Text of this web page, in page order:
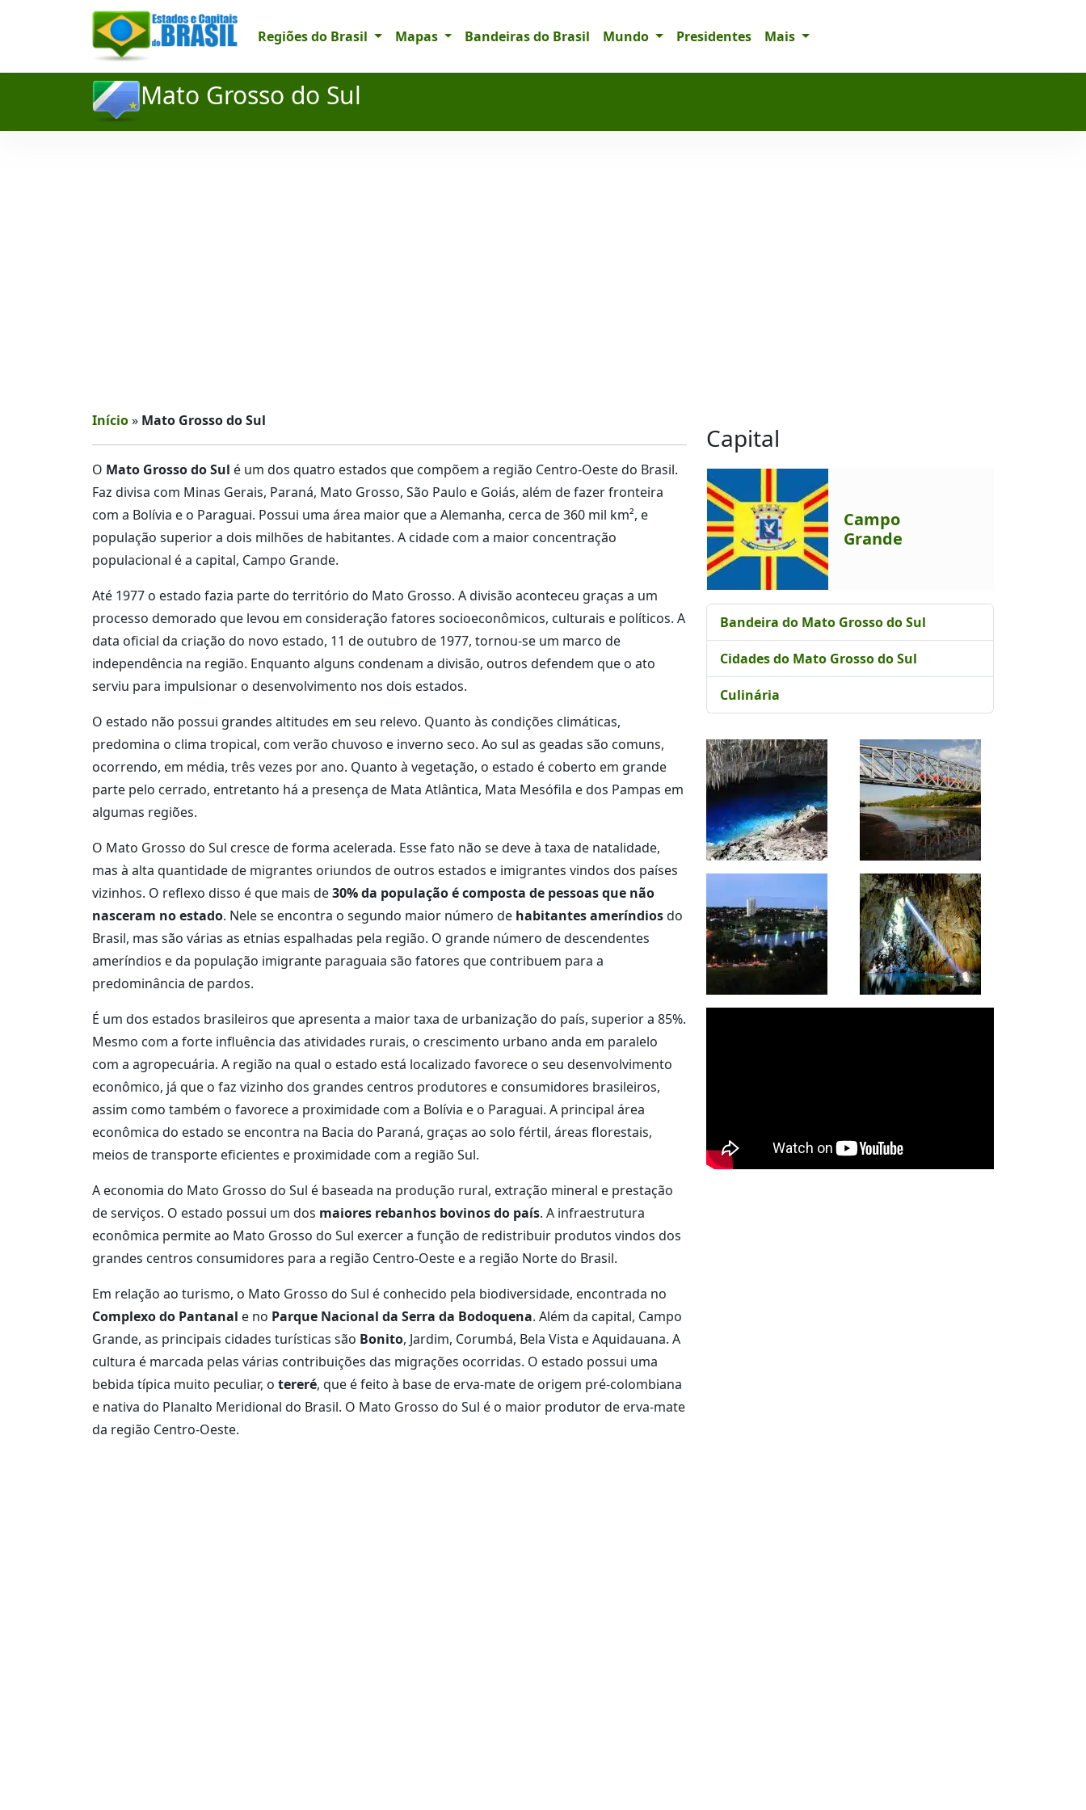
Regiões do Brasil Mapas Bandeiras do Brasil Mundo Presidentes Mais
Mato Grosso do Sul
Início» Mato Grosso do Sul
O Mato Grosso do Sul é um dos quatro estados que compõem a região Centro-Oeste do Brasil.
Faz divisa com Minas Gerais, Paraná, Mato Grosso, São Paulo e Goiás, além de fazer fronteira
com a Bolívia e o Paraguai. Possui uma área maior que a Alemanha, cerca de 360 mil km², e
população superior a dois milhões de habitantes. A cidade com a maior concentração
populacional é a capital, Campo Grande.
Até 1977 o estado fazia parte do território do Mato Grosso. A divisão aconteceu graças a um
processo demorado que levou em consideração fatores socioeconômicos, culturais e políticos. A
data oficial da criação do novo estado, 11 de outubro de 1977, tornou-se um marco de
independência na região. Enquanto alguns condenam a divisão, outros defendem que o ato
serviu para impulsionar o desenvolvimento nos dois estados.
O estado não possui grandes altitudes em seu relevo. Quanto às condições climáticas,
predomina o clima tropical, com verão chuvoso e inverno seco. Ao sul as geadas são comuns,
ocorrendo, em média, três vezes por ano. Quanto à vegetação, o estado é coberto em grande
parte pelo cerrado, entretanto há a presença de Mata Atlântica, Mata Mesófila e dos Pampas em
algumas regiões.
O Mato Grosso do Sul cresce de forma acelerada. Esse fato não se deve à taxa de natalidade,
mas à alta quantidade de migrantes oriundos de outros estados e imigrantes vindos dos países
vizinhos. O reflexo disso é que mais de30% da população é composta de pessoas que não
nasceram no estado. Nele se encontra o segundo maior número de habitantes ameríndiosdo
Brasil, mas são várias as etnias espalhadas pela região. O grande número de descendentes
ameríndios e da população imigrante paraguaia são fatores que contribuem para a
predominância de pardos.
É um dos estados brasileiros que apresenta a maior taxa de urbanização do país, superior a 85%.
Mesmo com a forte influência das atividades rurais, o crescimento urbano anda em paralelo
com a agropecuária. A região na qual o estado está localizado favorece o seu desenvolvimento
econômico, já que o faz vizinho dos grandes centros produtores e consumidores brasileiros,
assim como também o favorece a proximidade com a Bolívia e o Paraguai. A principal área
econômica do estado se encontra na Bacia do Paraná, graças ao solo fértil, áreas florestais,
meios de transporte eficientes e proximidade com a região Sul.
A economia do Mato Grosso do Sul é baseada na produção rural, extração mineral e prestação
de serviços. O estado possui um dos maiores rebanhos bovinos do país. A infraestrutura
econômica permite ao Mato Grosso do Sul exercer a função de redistribuir produtos vindos dos
grandes centros consumidores para a região Centro-Oeste e a região Norte do Brasil.
Em relação ao turismo, o Mato Grosso do Sul é conhecido pela biodiversidade, encontrada no
Complexo do Pantanal e no Parque Nacional da Serra da Bodoquena. Além da capital, Campo
Grande, as principais cidades turísticas são Bonito, Jardim, Corumbá, Bela Vista e Aquidauana. A
cultura é marcada pelas várias contribuições das migrações ocorridas. O estado possui uma
bebida típica muito peculiar, o tereré, que é feito à base de erva-mate de origem pré-colombiana
e nativa do Planalto Meridional do Brasil. O Mato Grosso do Sul é o maior produtor de erva-mate
da região Centro-Oeste.
Capital
Campo
Grande
Bandeira do Mato Grosso do Sul
Cidades do Mato Grosso do Sul
Culinária